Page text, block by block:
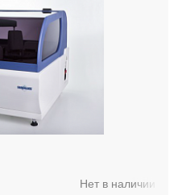
Нет в наличии